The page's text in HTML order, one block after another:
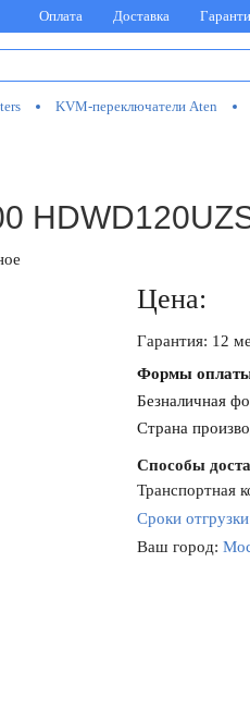
Оплата Доставка
KVM-переключатели Aten
Цена:
Гарантия: 12
Формы
Безналичная
Страна
Способы
Транспортная
Сроки
Ваш город: